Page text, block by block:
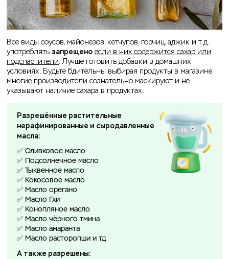
Все виды соусов, майонезов, кетчупов, горчиц, аджик и т.д.
употреблять запрещено если в них содержится сахар или
подсластители. Лучше готовить добавки в домашних
условиях. Будьте бдительны выбирая продукты в магазине,
многие производители сознательно маскируют и не
указывают наличие сахара в продуктах.
Разрешённые растительные
нерафинированные и сыродавленные
масла:
✅ Оливковое масло
✅ Подсолнечное масло
✅ Тыквенное масло
✅ Кокосовое масло
✅ Масло орегано
✅ Масло Гхи
✅ Конопляное масло
✅ Масло чёрного тмина
✅ Масло амаранта
✅ Масло расторопши и тд
А также разрешены: